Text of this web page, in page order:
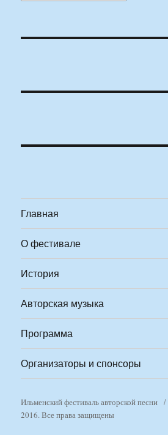
Главная
О фестивале
История
Авторская музыка
Программа
Организаторы и спонсоры
Ильменский фестиваль авторской песни
2016. Все права защищены